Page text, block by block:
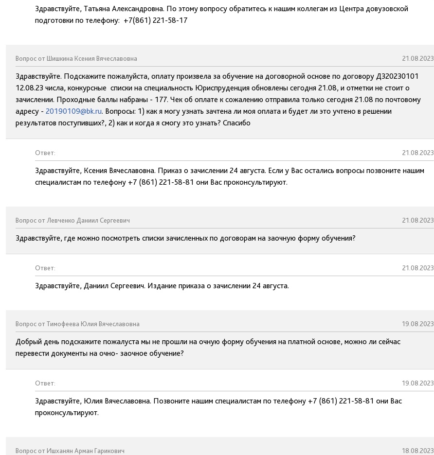
Здравствуйте, Татьяна Александровна. По этому вопросу обратитесь к нашим коллегам из Центра довузовской
подготовки по телефону: +7(861) 221-58-17
Вопрос от Шишкина Ксения Вячеславовна 21.08.2023
Здравствуйте. Подскажите пожалуйста, оплату произвела за обучение на договорной основе по договору Д320230101
12.08.23 числа, конкурсные списки на специальность Юриспруденция обновлены сегодня 21.08, и отметки не стоит о
зачислении. Проходные баллы набраны - 177. Чек об оплате к сожалению отправила только сегодня 21.08 по почтовому
адресу - 20190109@bk.ru. Вопросы: 1) как я могу узнать зачтена ли моя оплата и будет ли это учтено в решении
результатов поступивших?, 2) как и когда я смогу это узнать? Спасибо
Ответ: 21.08.2023
Здравствуйте, Ксения Вячеславовна. Приказ о зачислении 24 августа. Если у Вас остались вопросы позвоните нашим
специалистам по телефону +7 (861) 221-58-81 они Вас проконсультируют.
Вопрос от Левченко Даниил Сергеевич 21.08.2023
Здравствуйте, где можно посмотреть списки зачисленных по договорам на заочную форму обучения?
Ответ: 21.08.2023
Здравствуйте, Даниил Сергеевич. Издание приказа о зачислении 24 августа.
Вопрос от Тимофеева Юлия Вячеславовна 19.08.2023
Добрый день подскажите пожалуста мы не прошли на очную форму обучения на платной основе, можно ли сейчас
перевести документы на очно- заочное обучение?
Ответ: 19.08.2023
Здравствуйте, Юлия Вячеславовна. Позвоните нашим специалистам по телефону +7 (861) 221-58-81 они Вас
проконсультируют.
Вопрос от Ишханян Арман Гарикович 18.08.2023